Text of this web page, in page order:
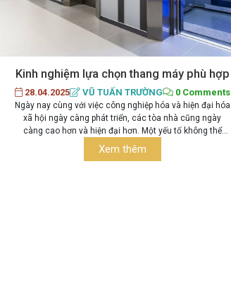
Kinh nghiệm lựa chọn thang máy phù hợp
28.04.2025 VŨ TUẤN TRƯỜNG 0 Comments
Ngày nay cùng với việc công nghiệp hóa và hiện đại hóa
xã hội ngày càng phát triển, các tòa nhà cũng ngày
càng cao hơn và hiện đại hơn. Một yếu tố không thể
thiếu về nhu cầu thể hiện sự bề thế sang trọng của tòa
Xem thêm